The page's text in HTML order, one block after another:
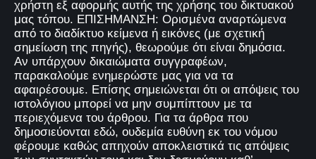
χρήστη εξ αφορμής αυτής της χρήσης του δικτυακού
μας τόπου. ΕΠΙΣΗΜΑΝΣΗ: Ορισμένα αναρτώμενα
από το διαδίκτυο κείμενα ή εικόνες (με σχετική
σημείωση της πηγής), θεωρούμε ότι είναι δημόσια.
Αν υπάρχουν δικαιώματα συγγραφέων,
παρακαλούμε ενημερώστε μας για να τα
αφαιρέσουμε. Επίσης σημειώνεται ότι οι απόψεις του
ιστολόγιου μπορεί να μην συμπίπτουν με τα
περιεχόμενα του άρθρου. Για τα άρθρα που
δημοσιεύονται εδώ, ουδεμία ευθύνη εκ του νόμου
φέρουμε καθώς απηχούν αποκλειστικά τις απόψεις